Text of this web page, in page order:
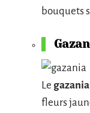
bouquets
Le gazania
fleurs